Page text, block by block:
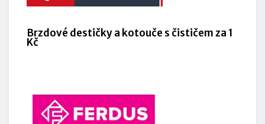
Brzdové destičky a kotouče s čističem za 1
Kč